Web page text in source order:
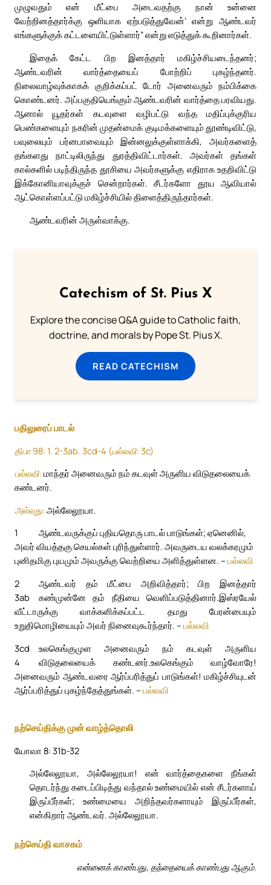
முழுவதும் என் மீட்பை அடைவதற்கு நான் உன்னை
வேற்றினத்தார்க்கு ஒளியாக ஏற்படுத்துவேன்’ என்று ஆண்டவர்
எங்களுக்குக் கட்டளையிட்டுள்ளார்” என்று எடுத்துக் கூறினார்கள்.
இதைக் கேட்ட பிற இனத்தார் மகிழ்ச்சியடைந்தனர்;
ஆண்டவரின் வார்த்தையைப் போற்றிப் புகழ்ந்தனர்.
நிலைவாழ்வுக்காகக் குறிக்கப்பட் டோர் அனைவரும் நம்பிக்கை
கொண்டனர். அப்பகுதியெங்கும் ஆண்டவரின் வார்த்தை பரவியது.
ஆனால் யூதர்கள் கடவுளை வழிபட்டு வந்த மதிப்புக்குரிய
பெண்களையும் நகரின் முதன்மைக் குடிமக்களையும் தூண்டிவிட்டு,
பவுலையும் பர்னபாவையும் இன்னலுக்குள்ளாக்கி, அவர்களைத்
தங்களது நாட்டிலிருந்து துரத்திவிட்டார்கள். அவர்கள் தங்கள்
கால்களில் படிந்திருந்த தூசியை அவர்களுக்கு எதிராக உதறிவிட்டு
இக்கோனியாவுக்குச் சென்றார்கள். சீடர்களோ தூய ஆவியால்
ஆட்கொள்ளப்பட்டு மகிழ்ச்சியில் திளைத்திருந்தார்கள்.
ஆண்டவரின் அருள்வாக்கு.
Catechism of St. Pius X
Explore the concise Q&A guide to Catholic faith,
doctrine, and morals by Pope St. Pius X.
READ CATECHISM
பதிலுரைப் பாடல்
திபா 98: 1. 2-3ab. 3cd-4 (பல்லவி: 3c)
பல்லவி: மாந்தர் அனைவரும் நம் கடவுள் அருளிய விடுதலையைக்
கண்டனர்.
அல்லது: அல்லேலூயா.
1
ஆண்டவருக்குப் புதியதொரு பாடல் பாடுங்கள்; ஏனெனில்,
அவர் வியத்தகு செயல்கள் புரிந்துள்ளார். அவருடைய வலக்கரமும்
புனிதமிகு புயமும் அவருக்கு வெற்றியை அளித்துள்ளன. – பல்லவி
2
ஆண்டவர் தம் மீட்பை அறிவித்தார்; பிற இனத்தார்
கண்முன்னே தம் நீதியை வெளிப்படுத்தினார்.
3ab
இஸ்ரயேல்
வீட்டாருக்கு வாக்களிக்கப்பட்ட தமது பேரன்பையும்
உறுதிமொழியையும் அவர் நினைவுகூர்ந்தார். – பல்லவி
3cd
உலகெங்குமுள அனைவரும் நம் கடவுள் அருளிய
விடுதலையைக் கண்டனர்.
4
உலகெங்கும் வாழ்வோரே!
அனைவரும் ஆண்டவரை ஆர்ப்பரித்துப் பாடுங்கள்! மகிழ்ச்சியுடன்
ஆர்ப்பரித்துப் புகழ்ந்தேத்துங்கள். – பல்லவி
நற்செய்திக்கு முன் வாழ்த்தொலி
யோவா 8: 31b-32
அல்லேலூயா, அல்லேலூயா! என் வார்த்தைகளை நீங்கள்
தொடர்ந்து கடைப்பிடித்து வந்தால் உண்மையில் என் சீடர்களாய்
இருப்பீர்கள்; உண்மையை அறிந்தவர்களாயும் இருப்பீர்கள்,
என்கிறார் ஆண்டவர். அல்லேலூயா.
நற்செய்தி வாசகம்
என்னைக் காண்பது, தந்தையைக் காண்பது ஆகும்.